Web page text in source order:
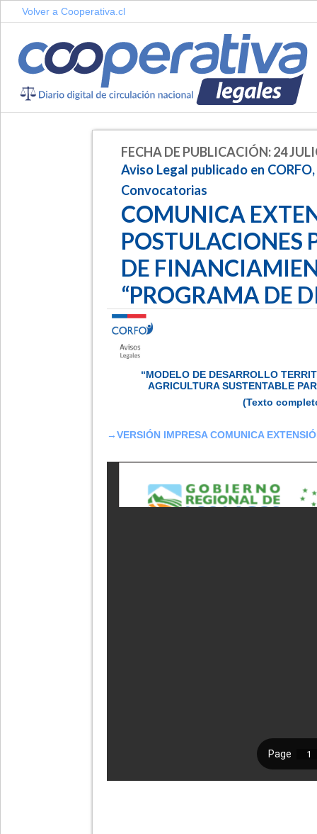
Volver a Cooperativa.cl
FECHA DE PUBLICACIÓN: 24
Aviso Legal publicado en
Convocatorias
COMUNICA
POSTULACIONES
DE
“PROGRAMA DE
“MODELO DE DESARROLLO
AGRICULTURA SUSTENTABLE
(Texto
→VERSIÓN IMPRESA COMUNICA